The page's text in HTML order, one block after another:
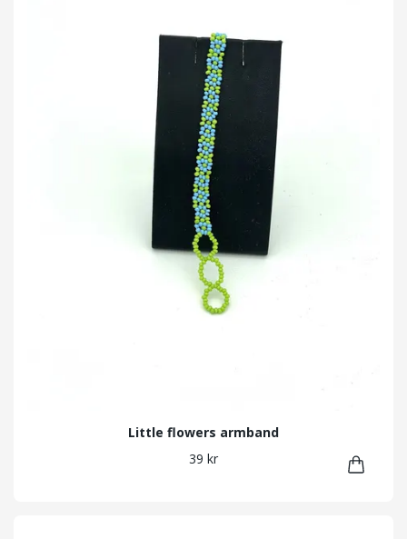
Little flowers armband
39 kr